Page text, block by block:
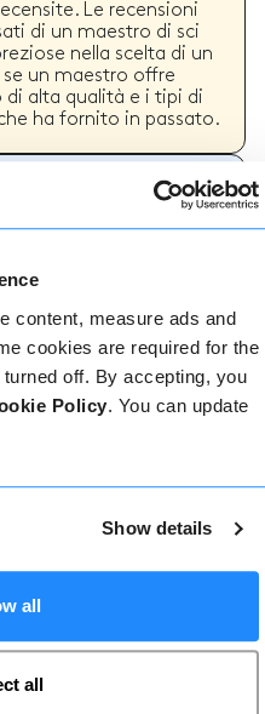
content, measure ads and
cookies are required for the
off. By accepting, you
Policy. You can update
Show details
all
all
Le recensioni
di un maestro di sci
nella scelta di un
un maestro offre
di alta qualità e i tipi di
ha fornito in passato.
essere più
è sempre a
se avete bisogno di